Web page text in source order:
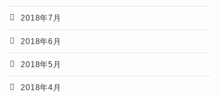
2018年7月
2018年6月
2018年5月
2018年4月